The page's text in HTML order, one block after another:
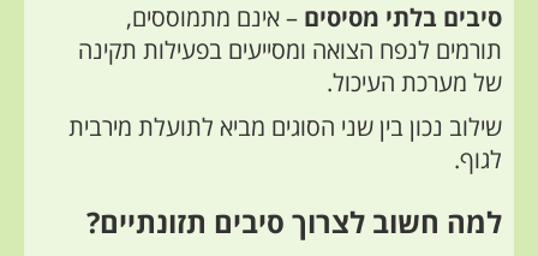
סיבים בלתי מסיסים – אינם מתמוססים,
תורמים לנפח הצואה ומסייעים בפעילות תקינה
של מערכת העיכול.
שילוב נכון בין שני הסוגים מביא לתועלת מירבית
לגוף.
למה חשוב לצרוך סיבים תזונתיים?